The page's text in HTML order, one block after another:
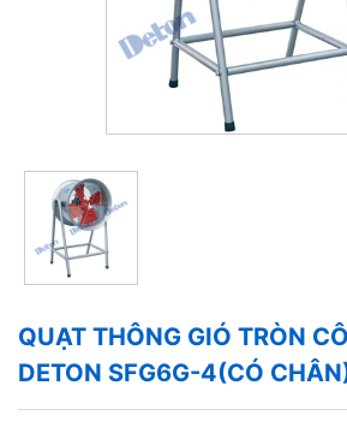
QUẠT THÔNG GIÓ TRÒN
DETON SFG6G-4(CÓ